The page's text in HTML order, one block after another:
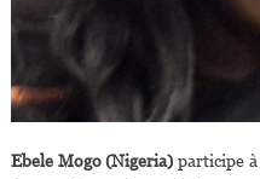
Ebele Mogo (Nigeria) participe